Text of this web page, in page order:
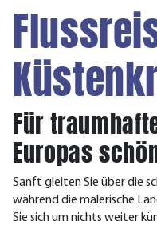
Für
Europas
Sanft gleiten Sie über die
während die malerische
Sie sich um nichts weiter